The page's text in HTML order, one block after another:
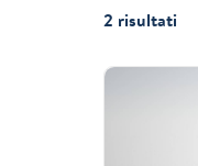
2 risultati